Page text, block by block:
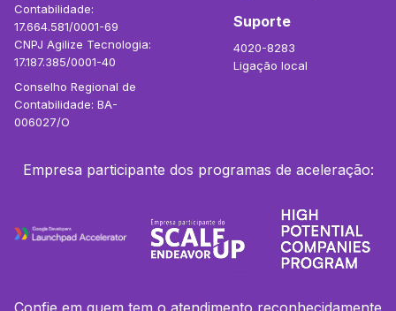
Contabilidade:
17.664.581/0001-69
CNPJ Agilize Tecnologia:
17.187.385/0001-40
Conselho Regional de
Contabilidade: BA-
006027/O
Suporte
4020-8283
Ligação local
Empresa participante dos programas de aceleração:
Confie em quem tem o atendimento reconhecidamente